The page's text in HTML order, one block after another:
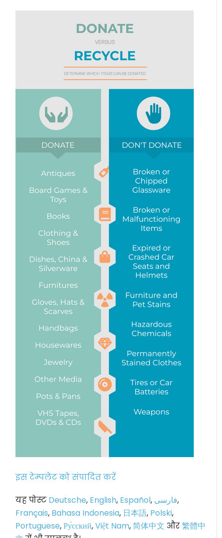
इस टेम्पलेट को संपादित करें
यह पोस्ट Deutsche, English, Español, فارسی,
Français, Bahasa Indonesia, 日本語, Polski,
Portuguese,Ру́сский,Việt Nam,简体中文 और繁體中